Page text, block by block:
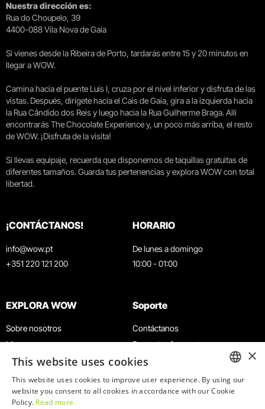
Nuestra dirección es:
Rua do Choupelo, 39
4400-088 Vila Nova de Gaia
Si vienes desde la Ribeira de Porto, tardarás entre 15 y 20 minutos en
llegar a WOW.
Camina hacia el puente Luís I, cruza por el nivel inferior y disfruta de las
vistas. Después, dirígete hacia el Cais de Gaia, gira a la izquierda hacia
la Rua Cândido dos Reis y luego hacia la Rua Guilherme Braga. Allí
encontrarás The Chocolate Experience y, un poco más arriba, el resto
de WOW. ¡Disfruta de la visita!
Si llevas equipaje, recuerda que disponemos de taquillas gratuitas de
diferentes tamaños. Guarda tus pertenencias y explora WOW con total
libertad.
¡CONTÁCTANOS!
info@wow.pt
+351 220 121 200
HORARIO
De lunes a domingo
10:00 - 01:00
EXPLORA WOW
Sobre nosotros
Museos
Agenda
Noticias
Restaurantes
Soporte
Contáctanos
Preguntas frecuentes
Términos y condiciones
Política de privacidad y cookies
Trabaja con nosotrosENGLISH
×
This website uses cookies
This website uses cookies to improve user experience. By using our
website you consent to all cookies in accordance with our Cookie
Policy. Read more